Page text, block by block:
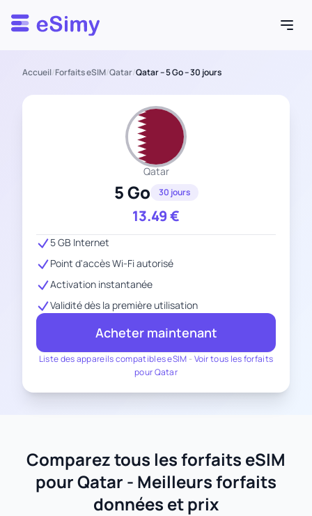
Esimy
Accueil/Forfaits eSIM/Qatar/Qatar – 5 Go – 30 jours
Qatar
5 Go 30 jours
13.49€
Liste des appareils compatibles eSIM - Voir tous les forfaits
pour Qatar
5 GB Internet
Point d'accès Wi-Fi autorisé
Activation instantanée
Validité dès la première utilisation
Acheter maintenant
Comparez tous les forfaits eSIM
pour Qatar - Meilleurs forfaits
données et prix